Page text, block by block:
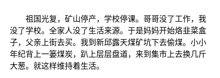
祖国光复，矿山停产，学校停课。哥哥没了工作，我
没了学校。全家人没了生活来源。于是妈妈开始烙韭菜盒
子，父亲上街去买。我到新邱露天煤矿坑下去偷煤。小小
年纪背上一篓煤炭，趴上层层盘道，来到集市上去换几斤
大葱。就这样维持着生活。